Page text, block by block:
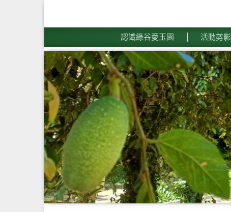
認識綠谷愛玉園 活動剪影